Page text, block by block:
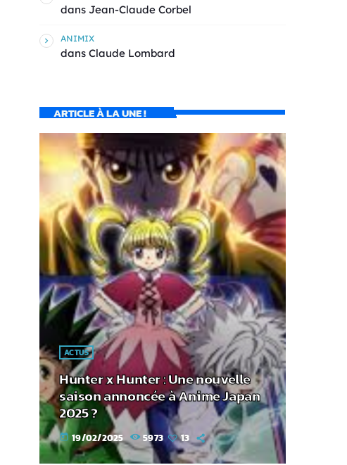
dans Jean-Claude Corbel
ANIMIX
dans Claude Lombard
ARTICLE À LA UNE !
ACTUS
Hunter x Hunter : Une nouvelle
saison annoncée à Anime Japan
2025 ?
today 19/02/2025 5973 13